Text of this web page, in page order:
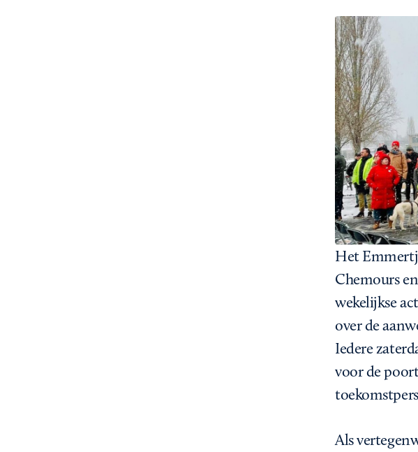
Het
Chemours
wekelijkse
over de
Iedere
voor de
Als